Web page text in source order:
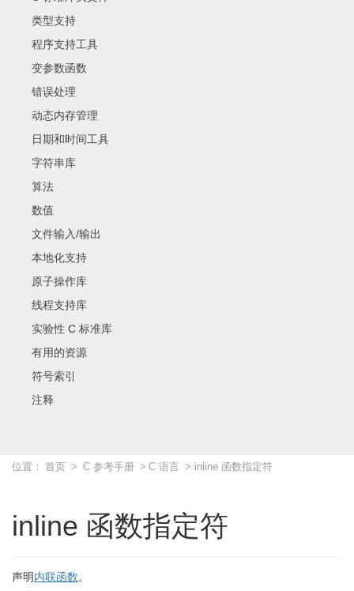
类型支持
程序支持工具
变参数函数
错误处理
动态内存管理
日期和时间工具
字符串库
算法
数值
文件输入/输出
本地化支持
原子操作库
线程支持库
实验性 C 标准库
有用的资源
符号索引
注释
位置： 首页 > C 参考手册 > C 语言 > inline 函数指定符
inline 函数指定符
声明内联函数。